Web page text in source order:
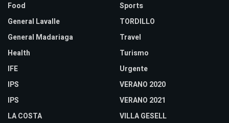
Food
General Lavalle
General Madariaga
Health
IFE
IPS
IPS
LA COSTA
Sports
TORDILLO
Travel
Turismo
Urgente
VERANO 2020
VERANO 2021
VILLA GESELL